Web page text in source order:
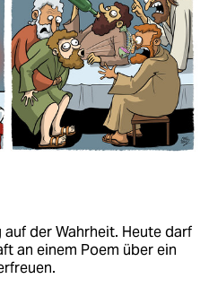
der Wahrheit. Heute darf
an einem Poem über ein